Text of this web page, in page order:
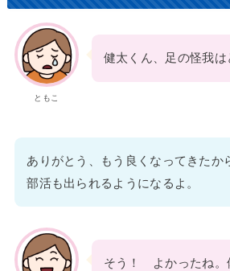
ともこ
健太くん、足の怪我は
ありがとう、もう良くなってきたか
部活も出られるようになるよ。
そう！ よかったね。